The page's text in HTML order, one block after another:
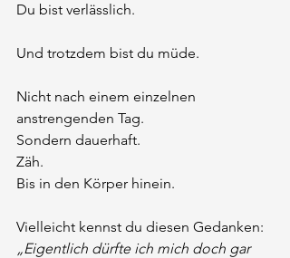
Du bist verlässlich.
Und trotzdem bist du müde.
Nicht nach einem einzelnen
anstrengenden Tag.
Sondern dauerhaft.
Zäh.
Bis in den Körper hinein.
Vielleicht kennst du diesen Gedanken:
„Eigentlich dürfte ich mich doch gar